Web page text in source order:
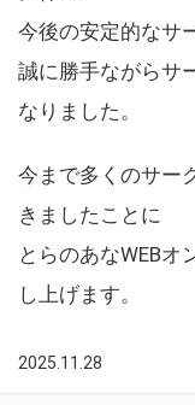
今後の安定的なサ
誠に勝手ながらサ
なりました。
今まで多くのサー
きましたことに
とらのあなWEBオ
し上げます。
2025.11.28